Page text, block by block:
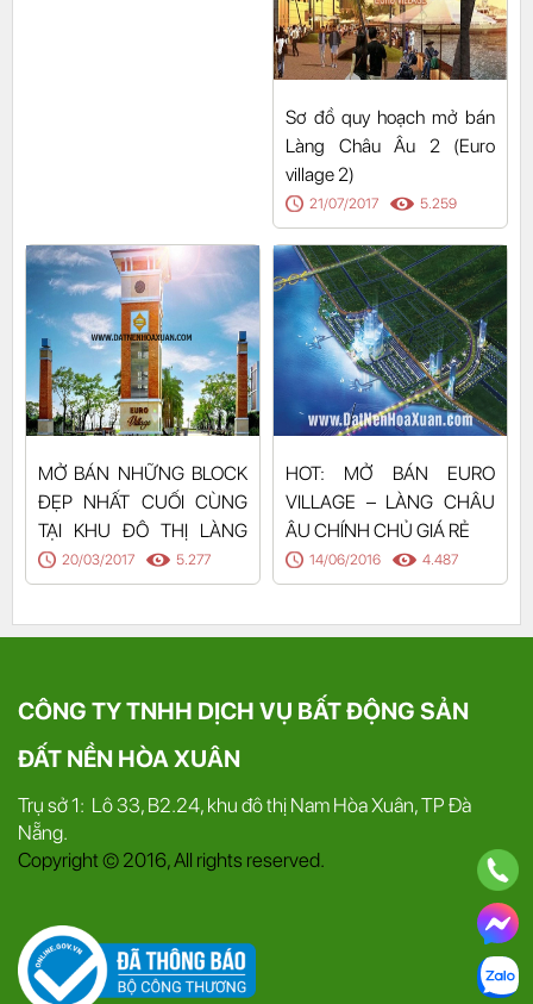
Sơ đồ quy hoạch mở bán
Làng Châu Âu 2 (Euro
village 2)
21/07/2017 5.259
MỞ BÁN NHỮNG BLOCK
ĐẸP NHẤT CUỐI CÙNG
TẠI KHU ĐÔ THỊ LÀNG
CHÂU ÂU
20/03/2017 5.277
HOT: MỞ BÁN EURO
VILLAGE – LÀNG CHÂU
ÂU CHÍNH CHỦ GIÁ RẺ
14/06/2016 4.487
CÔNG TY TNHH DỊCH VỤ BẤT ĐỘNG SẢN
ĐẤT NỀN HÒA XUÂN
Trụ sở 1: Lô 33, B2.24, khu đô thị Nam Hòa Xuân, TP Đà
Nẵng.
Copyright © 2016, All rights reserved.